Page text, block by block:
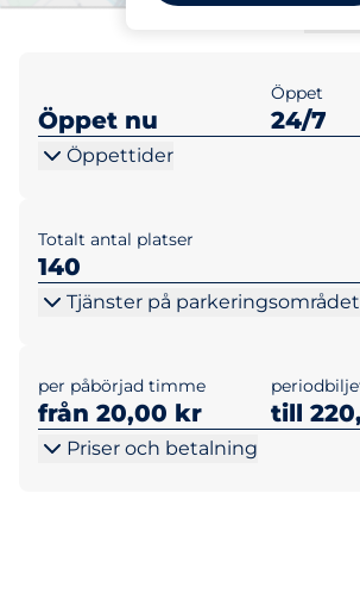
Öppet nu
Öppet
24/7
Öppettider
Totalt antal platser
140
Tjänster på parkeringsområdet
per påbörjad timme
från 20,00 kr till
Priser och betalning